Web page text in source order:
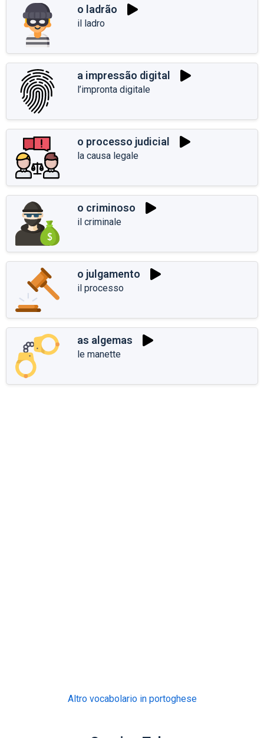
o ladrão
il ladro
a impressão digital
l’impronta digitale
o processo judicial
la causa legale
o criminoso
il criminale
o julgamento
il processo
as algemas
le manette
Altro vocabolario in portoghese